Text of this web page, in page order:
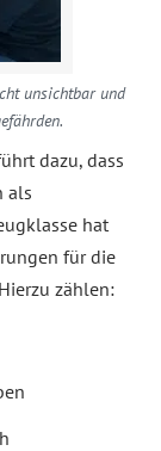
unsichtbar und
dazu, dass
als
hat
für die
zählen: